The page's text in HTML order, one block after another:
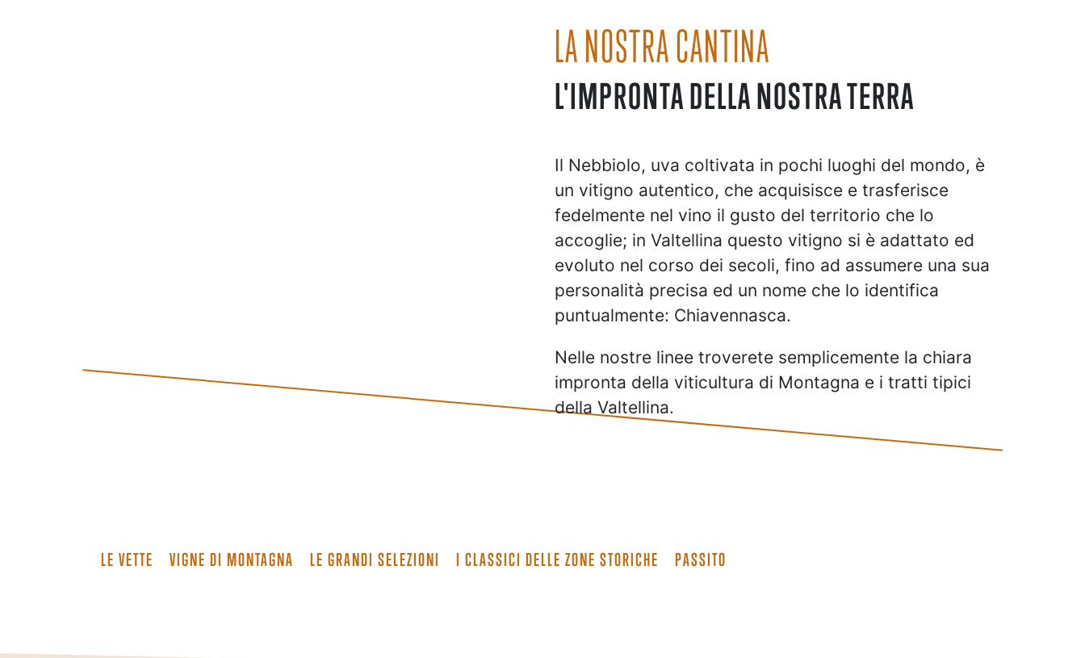
LA NOSTRA CANTINA
L'IMPRONTA DELLA NOSTRA TERRA
Il Nebbiolo, uva coltivata in pochi luoghi del mondo, è
un vitigno autentico, che acquisisce e trasferisce
fedelmente nel vino il gusto del territorio che lo
accoglie; in Valtellina questo vitigno si è adattato ed
evoluto nel corso dei secoli, fino ad assumere una sua
personalità precisa ed un nome che lo identifica
puntualmente: Chiavennasca.
Nelle nostre linee troverete semplicemente la chiara
impronta della viticultura di Montagna e i tratti tipici
della Valtellina.
LE VETTE VIGNE DI MONTAGNA LE GRANDI SELEZIONI I CLASSICI DELLE ZONE STORICHE PASSITO